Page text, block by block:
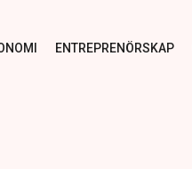
ENTREPRENÖRSKAP